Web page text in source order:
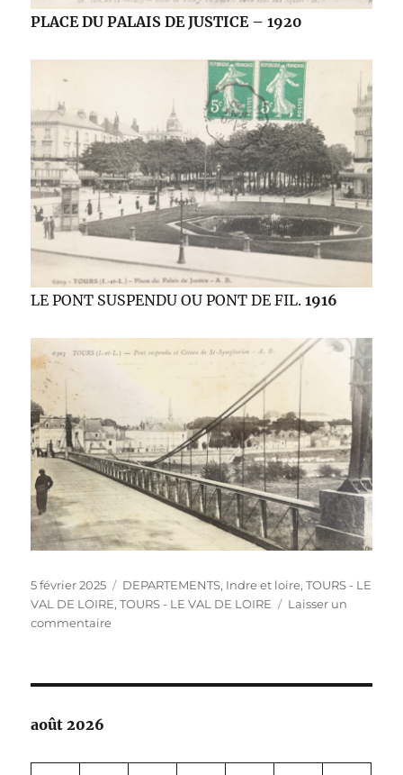
PLACE DU PALAIS DE JUSTICE – 1920
LE PONT SUSPENDU OU PONT DE FIL.1916
Publié
le
5 février 2025 Catégories
DEPARTEMENTS, Indre et loire,TOURS - LE
VAL DE LOIRE,TOURS - LE VAL DE LOIRE
Laisser un
commentairesur
août 2026